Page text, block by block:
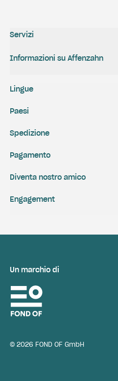
Servizi
Informazioni su Affenzahn
Spedizione
Pagamento
Engagement
Diventa nostro amico
Lingue
Paesi
Un marchio di
© 2026 FOND OF GmbH